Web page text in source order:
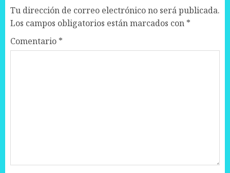
Tu dirección de correo electrónico no será publicada.
Los campos obligatorios están marcados con *
Comentario *